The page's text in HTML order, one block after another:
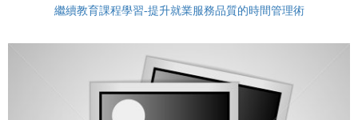
繼續教育課程學習-提升就業服務品質的時間管理術